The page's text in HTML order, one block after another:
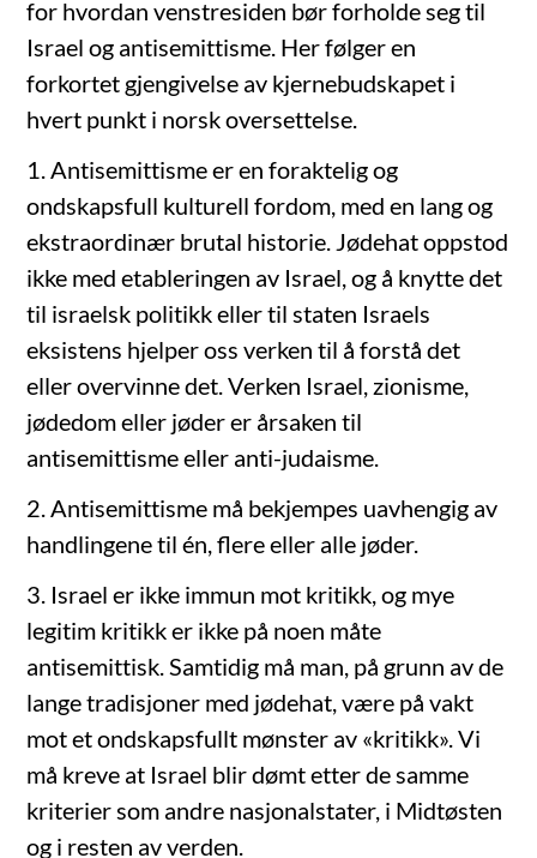
for hvordan venstresiden bør forholde seg til
Israel og antisemittisme. Her følger en
forkortet gjengivelse av kjernebudskapet i
hvert punkt i norsk oversettelse.
1. Antisemittisme er en foraktelig og
ondskapsfull kulturell fordom, med en lang og
ekstraordinær brutal historie. Jødehat oppstod
ikke med etableringen av Israel, og å knytte det
til israelsk politikk eller til staten Israels
eksistens hjelper oss verken til å forstå det
eller overvinne det. Verken Israel, zionisme,
jødedom eller jøder er årsaken til
antisemittisme eller anti-judaisme.
2. Antisemittisme må bekjempes uavhengig av
handlingene til én, flere eller alle jøder.
3. Israel er ikke immun mot kritikk, og mye
legitim kritikk er ikke på noen måte
antisemittisk. Samtidig må man, på grunn av de
lange tradisjoner med jødehat, være på vakt
mot et ondskapsfullt mønster av «kritikk». Vi
må kreve at Israel blir dømt etter de samme
kriterier som andre nasjonalstater, i Midtøsten
og i resten av verden.